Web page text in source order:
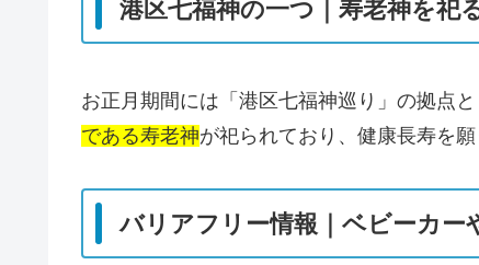
港区七福神の一つ｜寿老神を祀
お正月期間には「港区七福神巡り」の拠点と
である寿老神が祀られており、健康長寿を
バリアフリー情報｜ベビーカー